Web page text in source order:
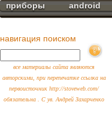
приборы android
навигация поиском
все материалы сайта являются
авторскими, при перепечатке ссылка на
первоисточник http://stoveweb.com/
обязательна . С ув. Андрей Захарченко